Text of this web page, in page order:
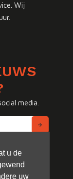
u de
uw
Wij
media.